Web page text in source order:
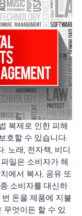
복제로 인한 피해
호할 수 있습니다.
노래, 전자책, 비디
일은 소비자가 해
에서 복사, 공유 또
소비자를 대신하
돈을 제품에 지불
무엇이든 할 수 있